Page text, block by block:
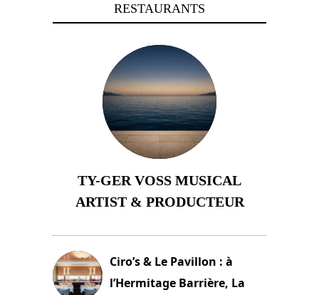
RESTAURANTS
TY-GER VOSS MUSICAL
ARTIST & PRODUCTEUR
Ciro’s & Le Pavillon : à
l’Hermitage Barrière, La